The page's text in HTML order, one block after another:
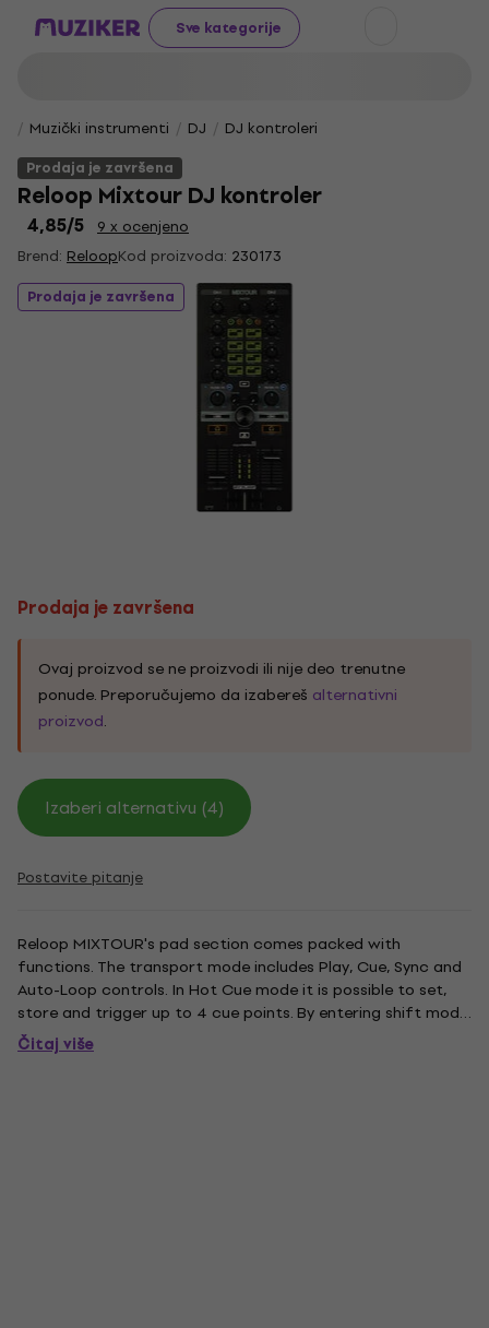
Sve kategorije
Muzički instrumenti DJ
DJ kontroleri
Prodaja je završena
Reloop Mixtour DJ kontroler
4,85/5
9 x ocenjeno
Brend: ReloopKod proizvoda: 230173
Prodaja je završena
Prodaja je završena
Ovaj proizvod se ne proizvodi ili nije deo trenutne
ponude. Preporučujemo da izabereš alternativni
proizvod.
Izaberi alternativu (4)
Postavite pitanje
Reloop MIXTOUR's pad section comes packed with
functions. The transport mode includes Play, Cue, Sync and
Auto-Loop controls. In Hot Cue mode it is possible to set,
store and trigger up to 4 cue points. By entering shift mode
you can also set grids or change loop lengths on the second
layer. The rubberized trigger pads used for the transport...
Čitaj više